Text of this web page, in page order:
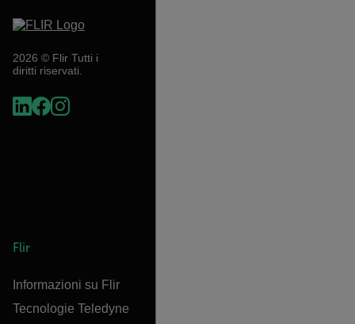
2026 © Flir Tutti i
diritti riservati.
Flir
Informazioni su Flir
Tecnologie Teledyne